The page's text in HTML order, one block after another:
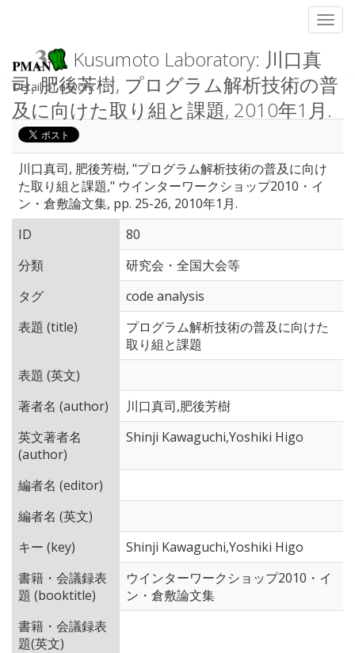
Kusumoto Laboratory: 川口真
司, 肥後芳樹, プログラム解析技術の普
及に向けた取り組と課題, 2010年1月.
Detail of a work
川口真司, 肥後芳樹, "プログラム解析技術の普及に向け
た取り組と課題," ウインターワークショップ2010・イ
ン・倉敷論文集, pp. 25-26, 2010年1月.
ID
80
分類
研究会・全国大会等
タグ
code analysis
表題 (title)
プログラム解析技術の普及に向けた
取り組と課題
表題 (英文)
著者名 (author)
川口真司,肥後芳樹
英文著者名
(author)
Shinji Kawaguchi,Yoshiki Higo
編者名 (editor)
編者名 (英文)
キー (key)
Shinji Kawaguchi,Yoshiki Higo
書籍・会議録表
題 (booktitle)
ウインターワークショップ2010・イ
ン・倉敷論文集
書籍・会議録表
題(英文)